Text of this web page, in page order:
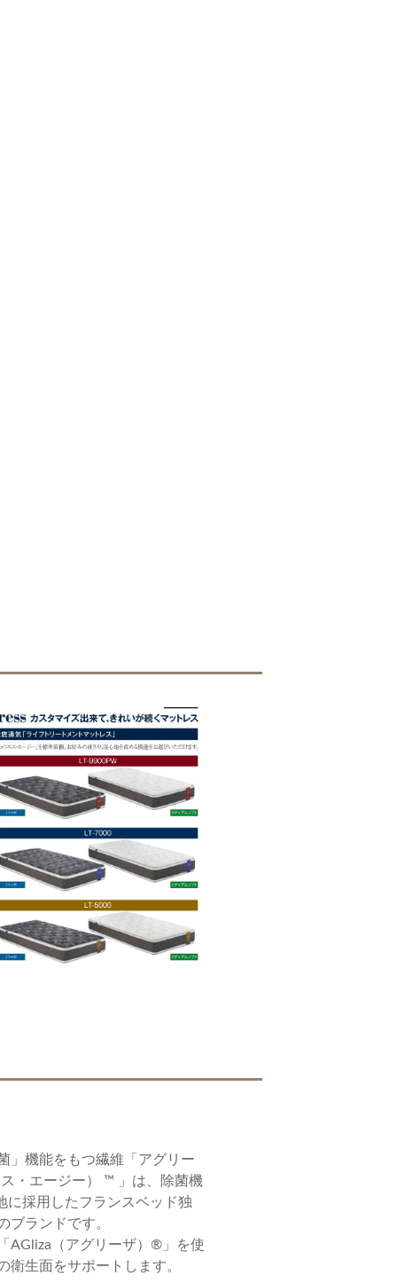
」機能をもつ繊維「アグリー
・エージー） ™ 」は、除菌機
採用したフランスベッド独
ブランドです。
AGliza（アグリーザ）®」を使
衛生面をサポートします。